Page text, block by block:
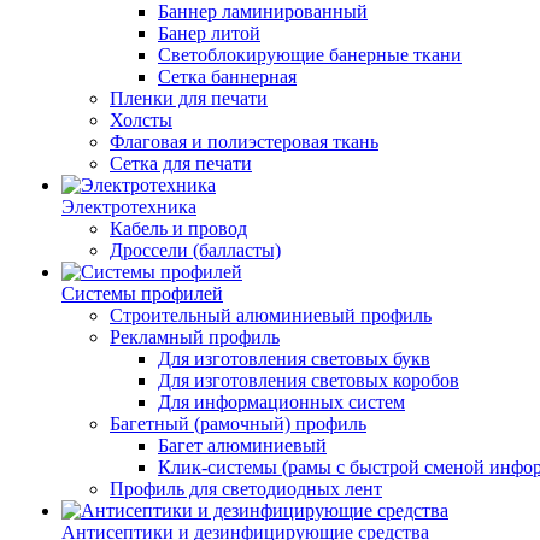
Баннер ламинированный
Банер литой
Светоблокирующие банерные ткани
Сетка баннерная
Пленки для печати
Холсты
Флаговая и полиэстеровая ткань
Сетка для печати
Электротехника
Кабель и провод
Дроссели (балласты)
Системы профилей
Строительный алюминиевый профиль
Рекламный профиль
Для изготовления световых букв
Для изготовления световых коробов
Для информационных систем
Багетный (рамочный) профиль
Багет алюминиевый
Клик-системы (рамы с быстрой сменой
Профиль для светодиодных лент
Антисептики и дезинфицирующие средства